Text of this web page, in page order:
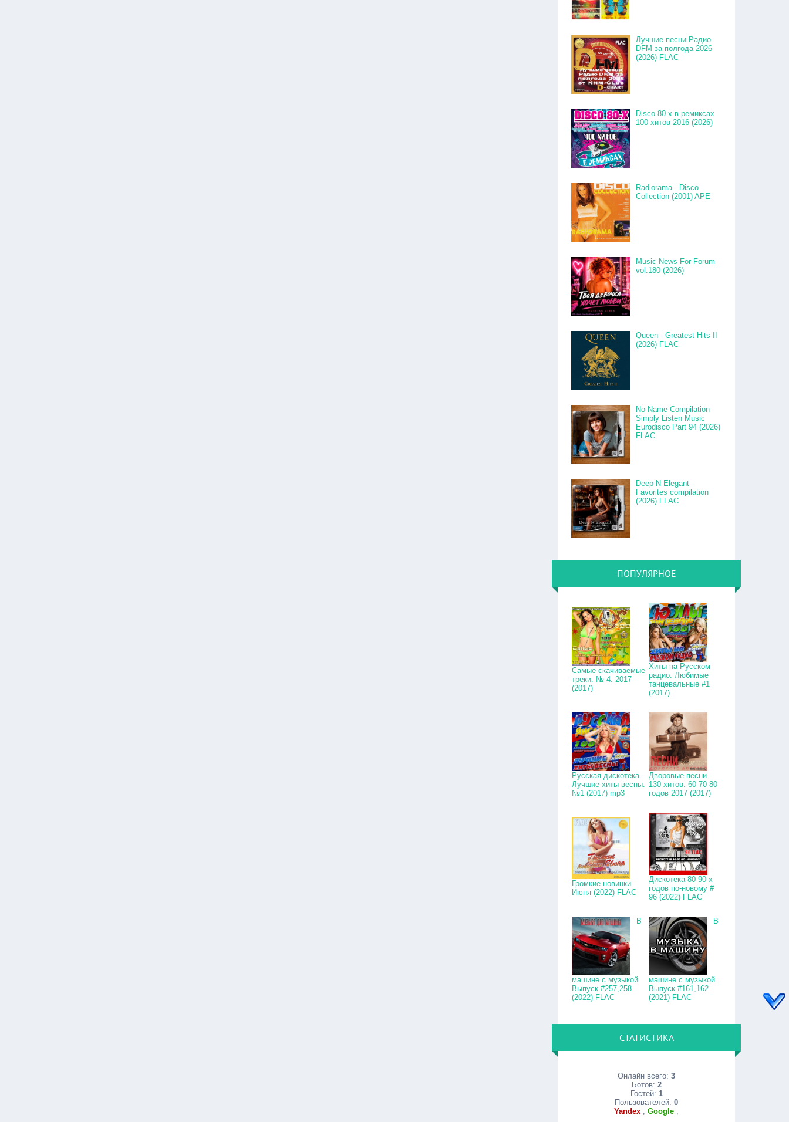
Лучшие песни Радио
DFM за полгода 2026
(2026) FLAC
Disco 80-x в ремиксах
100 хитов 2016 (2026)
Radiorama - Disco
Collection (2001) APE
Music News For Forum
vol.180 (2026)
Queen - Greatest Hits II
(2026) FLAC
No Name Compilation
Simply Listen Music
Eurodisco Part 94 (2026)
FLAC
Deep N Elegant -
Favorites compilation
(2026) FLAC
ПОПУЛЯРНОЕ
Самые скачиваемые
треки. № 4. 2017
(2017)
Хиты на Русском
радио. Любимые
танцевальные #1
(2017)
Русская дискотека.
Лучшие хиты весны.
№1 (2017) mp3
Дворовые песни.
130 хитов. 60-70-80
годов 2017 (2017)
Громкие новинки
Июня (2022) FLAC
Дискотека 80-90-х
годов по-новому #
96 (2022) FLAC
В
машине с музыкой
Выпуск #257,258
(2022) FLAC
В
машине с музыкой
Выпуск #161,162
(2021) FLAC
СТАТИСТИКА
Онлайн всего:3
Ботов: 2
Гостей: 1
Пользователей:0
Yandex ,Google ,